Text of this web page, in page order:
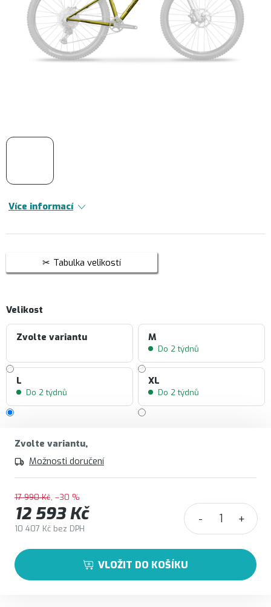
Více informací
Tabulka velikostí
Velikost
Zvolte variantu M
Do 2 týdnů
L
Do 2 týdnů
XL
Do 2 týdnů
Zvolte variantu
Možnosti doručení
17 990 Kč –30 %
12 593 Kč
10 407 Kč bez DPH
VLOŽIT DO KOŠÍKU